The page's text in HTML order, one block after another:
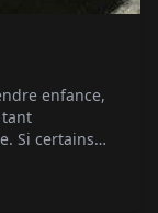
enfance,
Si certains
Hervé